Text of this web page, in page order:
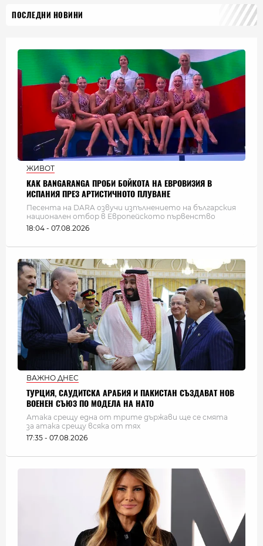
ПОСЛЕДНИ НОВИНИ
ЖИВОТ
КАК BANGARANGA ПРОБИ БОЙКОТА НА ЕВРОВИЗИЯ В
ИСПАНИЯ ПРЕЗ АРТИСТИЧНОТО ПЛУВАНЕ
Песента на DARA озвучи изпълнението на българския
национален отбор в Европейското първенство
18:04 - 07.08.2026
ВАЖНО ДНЕС
ТУРЦИЯ, САУДИТСКА АРАБИЯ И ПАКИСТАН СЪЗДАВАТ НОВ
ВОЕНЕН СЪЮЗ ПО МОДЕЛА НА НАТО
Атака срещу една от трите държави ще се смята
за атака срещу всяка от тях
17:35 - 07.08.2026